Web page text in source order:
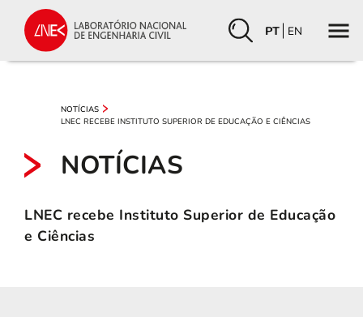
PT EN
NOTÍCIAS
LNEC RECEBE INSTITUTO SUPERIOR DE EDUCAÇÃO E CIÊNCIAS
NOTÍCIAS
LNEC recebe Instituto Superior de Educação
e Ciências